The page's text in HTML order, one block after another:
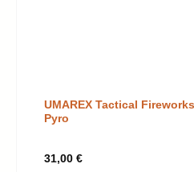
UMAREX Tactical
Pyro
Regulärer Preis:
31,00 €